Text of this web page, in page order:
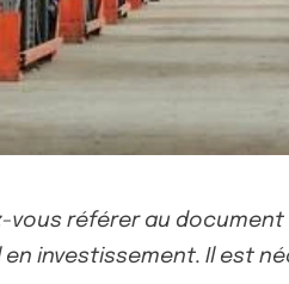
vous référer au
en investissement. Il est